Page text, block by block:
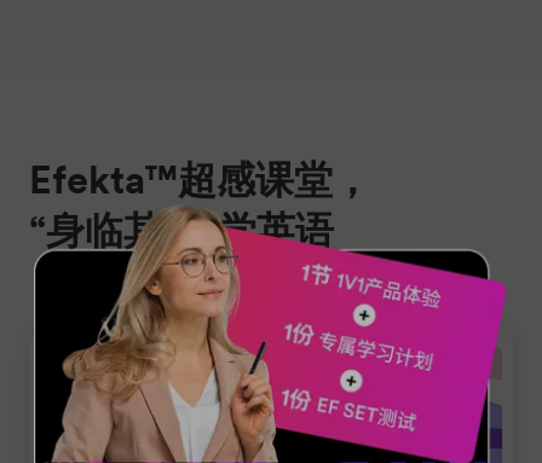
Efekta™超感课堂，
“身临其境”学英语